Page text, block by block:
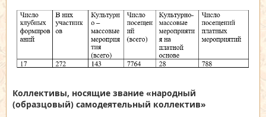
Коллективы, носящие звание «народный
(образцовый) самодеятельный коллектив»